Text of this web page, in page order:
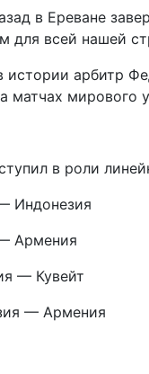
в Ереване
для всей нашей
истории арбитр
матчах мирового
в роли
Индонезия
Армения
— Кувейт
— Армения